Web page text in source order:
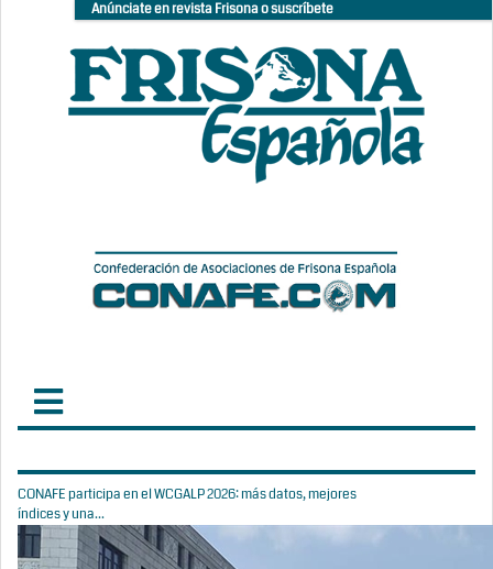
Anúnciate en revista Frisona o suscríbete
CONAFE participa en el WCGALP 2026: más datos, mejores
índices y una...